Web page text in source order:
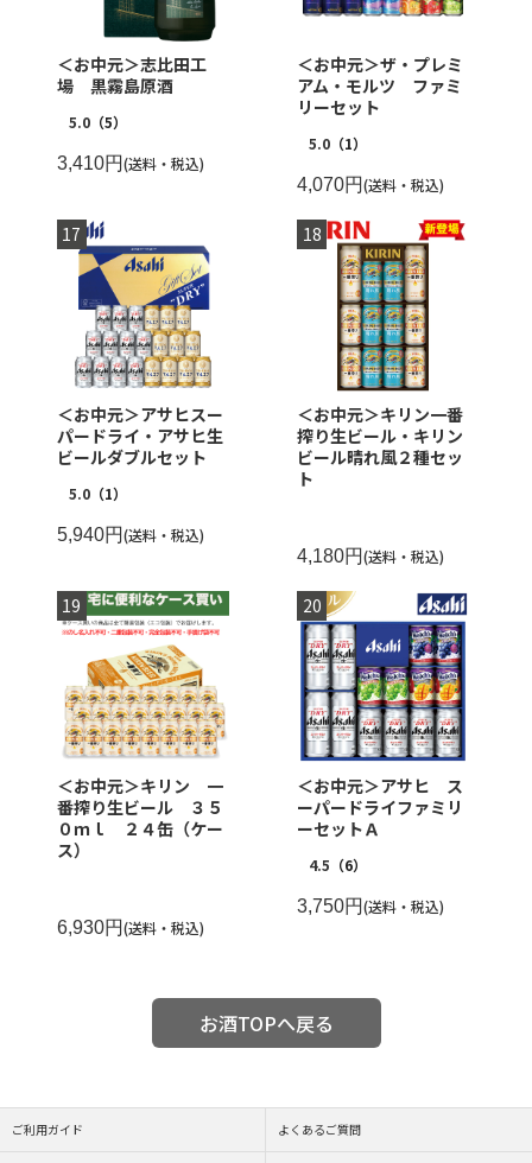
＜お中元＞志比田工
場 黒霧島原酒
5.0（5）
3,410円(送料・税込)
＜お中元＞ザ・プレミ
アム・モルツ ファミ
リーセット
5.0 （1）
4,070円(送料・税込)
＜お中元＞アサヒスー
パードライ・アサヒ生
ビールダブルセット
5.0（1）
5,940円(送料・税込)
＜お中元＞キリン一番
搾り生ビール・キリン
ビール晴れ風２種セッ
ト
4,180円(送料・税込)
＜お中元＞キリン 一
番搾り生ビール ３５
０ｍｌ ２４缶（ケー
ス）
6,930円(送料・税込)
＜お中元＞アサヒ ス
ーパードライファミリ
ーセットＡ
4.5 （6）
3,750円(送料・税込)
お酒TOPへ戻る
ご利用ガイド よくあるご質問